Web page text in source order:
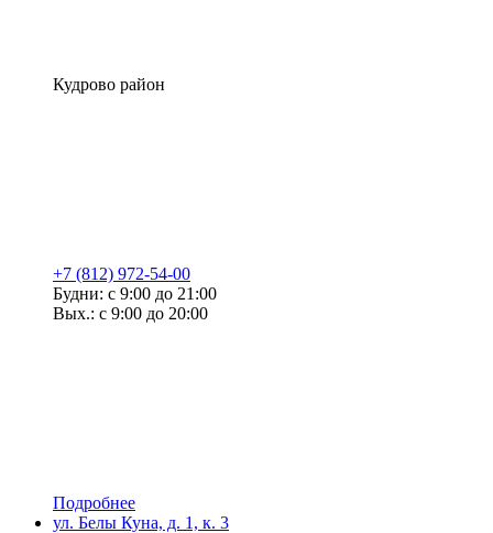
Кудрово район
+7 (812) 972-54-00
Будни: с 9:00 до 21:00
Вых.: с 9:00 до 20:00
Подробнее
ул. Белы Куна, д. 1, к. 3